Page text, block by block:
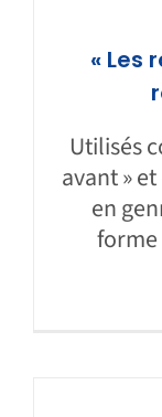
« Les
Utilisés
avant »
en